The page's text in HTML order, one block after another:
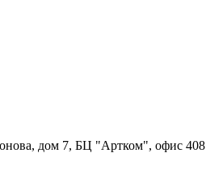
дом 7, БЦ "Артком", офис 408